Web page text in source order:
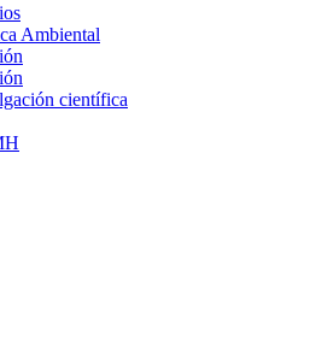
Ambiental
científica